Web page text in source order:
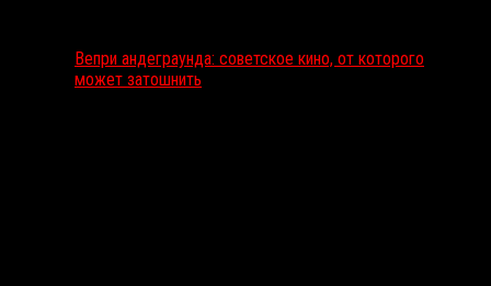
Вепри андеграунда: советское кино, от которого
может затошнить